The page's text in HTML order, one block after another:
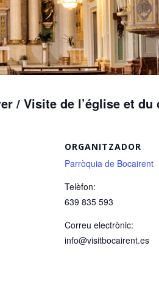
/ Visite de l’église et du
ORGANITZADOR
Parròquia de Bocairent
Telèfon:
639 835 593
Correu electrònic:
info@visitbocairent.es